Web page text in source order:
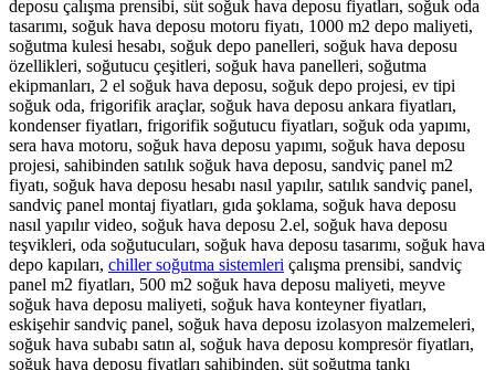
deposu çalışma prensibi, süt soğuk hava deposu fiyatları, soğuk oda
tasarımı, soğuk hava deposu motoru fiyatı, 1000 m2 depo maliyeti,
soğutma kulesi hesabı, soğuk depo panelleri, soğuk hava deposu
özellikleri, soğutucu çeşitleri, soğuk hava panelleri, soğutma
ekipmanları, 2 el soğuk hava deposu, soğuk depo projesi, ev tipi
soğuk oda, frigorifik araçlar, soğuk hava deposu ankara fiyatları,
kondenser fiyatları, frigorifik soğutucu fiyatları, soğuk oda yapımı,
sera hava motoru, soğuk hava deposu yapımı, soğuk hava deposu
projesi, sahibinden satılık soğuk hava deposu, sandviç panel m2
fiyatı, soğuk hava deposu hesabı nasıl yapılır, satılık sandviç panel,
sandviç panel montaj fiyatları, gıda şoklama, soğuk hava deposu
nasıl yapılır video, soğuk hava deposu 2.el, soğuk hava deposu
teşvikleri, oda soğutucuları, soğuk hava deposu tasarımı, soğuk hava
depo kapıları, chiller soğutma sistemleri çalışma prensibi, sandviç
panel m2 fiyatları, 500 m2 soğuk hava deposu maliyeti, meyve
soğuk hava deposu maliyeti, soğuk hava konteyner fiyatları,
eskişehir sandviç panel, soğuk hava deposu izolasyon malzemeleri,
soğuk hava subabı satın al, soğuk hava deposu kompresör fiyatları,
soğuk hava deposu fiyatları sahibinden, süt soğutma tankı